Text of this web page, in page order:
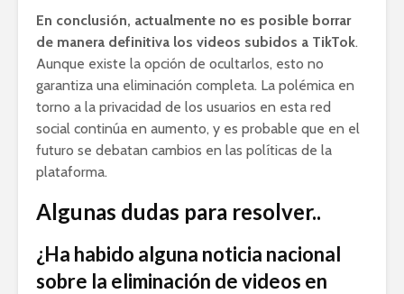
En conclusión, actualmente no es posible borrar
de manera definitiva los videos subidos a TikTok.
Aunque existe la opción de ocultarlos, esto no
garantiza una eliminación completa. La polémica en
torno a la privacidad de los usuarios en esta red
social continúa en aumento, y es probable que en el
futuro se debatan cambios en las políticas de la
plataforma.
Algunas dudas para resolver..
¿Ha habido alguna noticia nacional
sobre la eliminación de videos en